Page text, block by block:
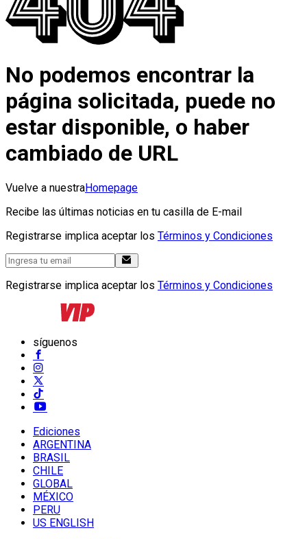
No podemos encontrar la
página solicitada, puede no
estar disponible, o haber
cambiado de URL
Vuelve a nuestraHomepage
Recibe las últimas noticias en tu casilla de E-mail
Registrarse implica aceptar los Términos y Condiciones
Registrarse implica aceptar los Términos y Condiciones
síguenos
Ediciones
ARGENTINA
BRASIL
CHILE
GLOBAL
MÉXICO
PERU
US ENGLISH